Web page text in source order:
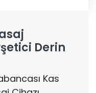
Derin
Kas